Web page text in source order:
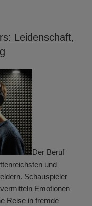
Leidenschaft,
Der Beruf
und
Schauspieler
Emotionen
Reise in fremde